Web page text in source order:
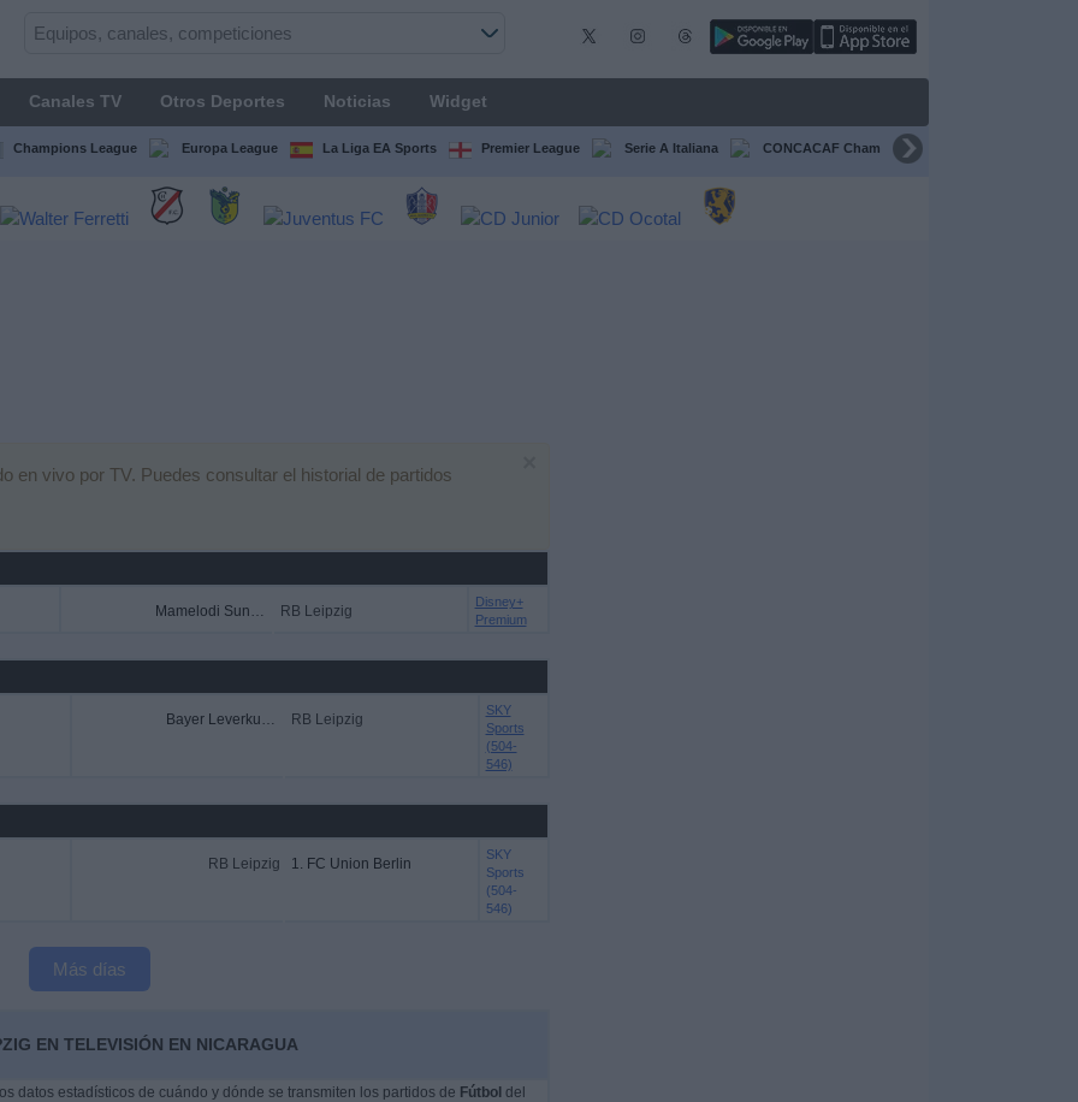
Canales TV Otros Deportes Noticias Widget
Champions League Europa League La Liga EA Sports Premier League Serie A Italiana CONCACAF Champions Cup
en vivo por TV. Puedes consultar el historial de partidos
Mamelodi Sundowns RB Leipzig
Disney+
Premium
Bayer Leverkusen RB Leipzig
SKY
Sports
(504-
546)
RB Leipzig 1. FC Union Berlin
SKY
Sports
(504-
546)
Más días
EN TELEVISIÓN EN NICARAGUA
datos estadísticos de cuándo y dónde se transmiten los partidos de Fútbol del